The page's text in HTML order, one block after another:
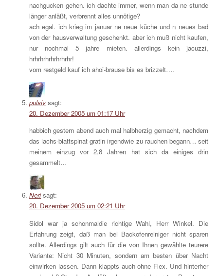
nachgucken gehen. ich dachte immer, wenn man da ne stunde
länger anläßt, verbrennt alles unnötige?
ach egal. ich krieg im januar ne neue küche und n neues bad
von der hausverwaltung geschenkt. aber ich muß nicht kaufen,
nur nochmal 5 jahre mieten. allerdings kein jacuzzi,
hrhrhrhrhrhrhrhr!
vom restgeld kauf ich ahoi-brause bis es brizzelt….
pulsiv sagt:
20. Dezember 2005 um 01:17 Uhr
habbich gestern abend auch mal halbherzig gemacht, nachdem
das lachs-blattspinat gratin irgendwie zu rauchen begann… seit
meinem einzug vor 2,8 Jahren hat sich da einiges drin
gesammelt…
Neri sagt:
20. Dezember 2005 um 02:21 Uhr
Sidol war ja schonmaldie richtige Wahl, Herr Winkel. Die
Erfahrung zeigt, daß man bei Backofenreiniger nicht sparen
sollte. Allerdings gilt auch für die von Ihnen gewählte teurere
Variante: Nicht 30 Minuten, sondern am besten über Nacht
einwirken lassen. Dann klappts auch ohne Flex. Und hinterher